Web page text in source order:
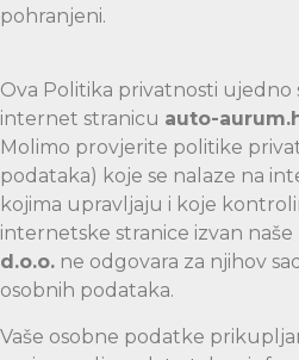
pohranjeni.
Ova Politika privatnosti ujedno
internet stranicu auto-
Molimo provjerite politike
podataka) koje se nalaze na
kojima upravljaju i koje
internetske stranice izvan
d.o.o. ne odgovara za njihov
osobnih podataka.
Vaše osobne podatke